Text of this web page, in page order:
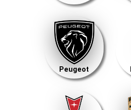
Peugeot